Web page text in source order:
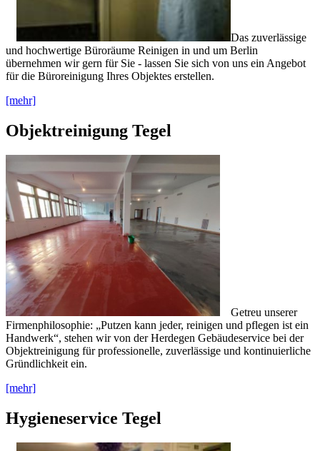
Das zuverlässige
und hochwertige Büroräume Reinigen in und um Berlin
übernehmen wir gern für Sie - lassen Sie sich von uns ein Angebot
für die Büroreinigung Ihres Objektes erstellen.
[mehr]
Objektreinigung Tegel
Getreu unserer
Firmenphilosophie: „Putzen kann jeder, reinigen und pflegen ist ein
Handwerk“, stehen wir von der Herdegen Gebäudeservice bei der
Objektreinigung für professionelle, zuverlässige und kontinuierliche
Gründlichkeit ein.
[mehr]
Hygieneservice Tegel